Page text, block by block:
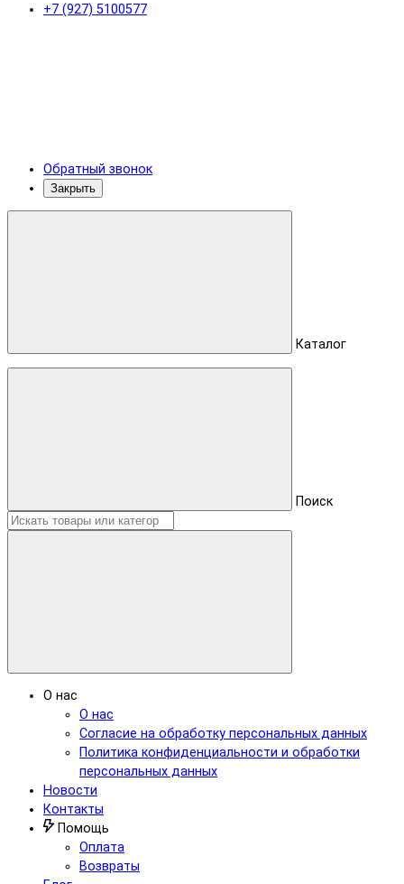
+7 (927) 5100577
Обратный звонок
Закрыть
Каталог
Поиск
О нас
О нас
Согласие на обработку персональных данных
Политика конфиденциальности и обработки
персональных данных
Новости
Контакты
Помощь
Оплата
Возвраты